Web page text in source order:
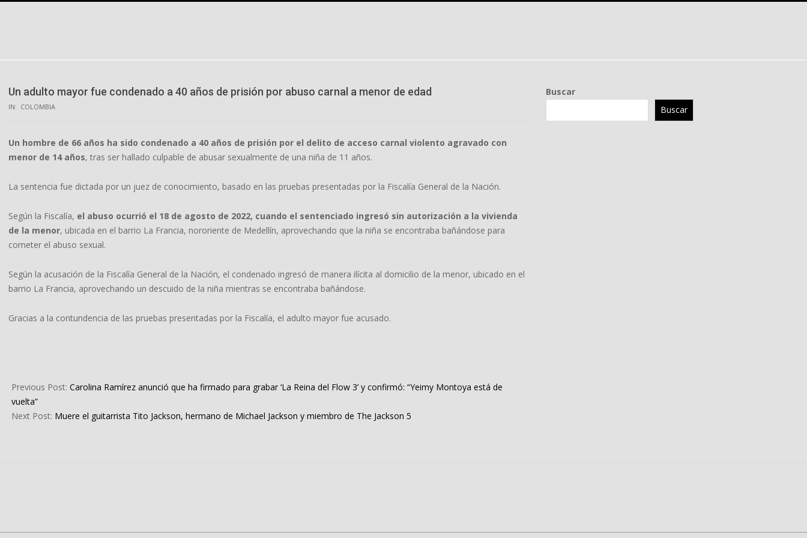
Un adulto mayor fue condenado a 40 años de prisión por abuso carnal a menor de edad
IN: COLOMBIA
Un hombre de 66 años ha sido condenado a 40 años de prisión por el delito de acceso carnal violento agravado con
menor de 14 años, tras ser hallado culpable de abusar sexualmente de una niña de 11 años.
La sentencia fue dictada por un juez de conocimiento, basado en las pruebas presentadas por la Fiscalía General de la Nación.
Según la Fiscalía, el abuso ocurrió el 18 de agosto de 2022, cuando el sentenciado ingresó sin autorización a la vivienda
de la menor, ubicada en el barrio La Francia, nororiente de Medellín, aprovechando que la niña se encontraba bañándose para
cometer el abuso sexual.
Según la acusación de la Fiscalía General de la Nación, el condenado ingresó de manera ilícita al domicilio de la menor, ubicado en el
barrio La Francia, aprovechando un descuido de la niña mientras se encontraba bañándose.
Gracias a la contundencia de las pruebas presentadas por la Fiscalía, el adulto mayor fue acusado.
09-
16
Previous Post: Carolina Ramírez anunció que ha firmado para grabar ‘La Reina del Flow 3’ y confirmó: “Yeimy Montoya está de
vuelta”
Next Post: Muere el guitarrista Tito Jackson, hermano de Michael Jackson y miembro de The Jackson 5
Buscar
Buscar